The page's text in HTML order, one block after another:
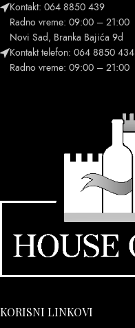
Kontakt: 064 8850 439
Radno vreme: 09:00 – 21:00
Novi Sad, Branka Bajića 9d
Kontakt telefon: 064 8850 434
Radno vreme: 09:00 – 21:00
KORISNI LINKOVI